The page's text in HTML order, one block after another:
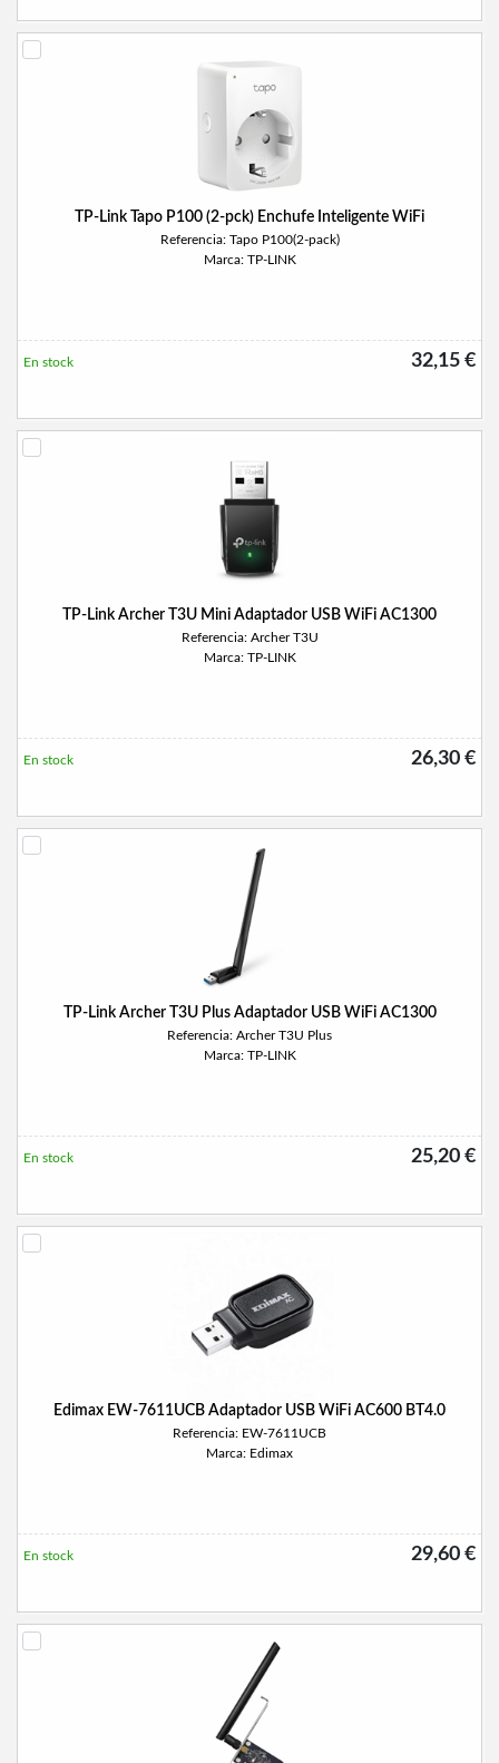
TP-Link Tapo P100 (2-pck) Enchufe Inteligente WiFi
Referencia: Tapo P100(2-pack)
Marca: TP-LINK
32,15 €
En stock
TP-Link Archer T3U Mini Adaptador USB WiFi AC1300
Referencia: Archer T3U
Marca: TP-LINK
26,30 €
En stock
TP-Link Archer T3U Plus Adaptador USB WiFi AC1300
Referencia: Archer T3U Plus
Marca: TP-LINK
25,20 €
En stock
Edimax EW-7611UCB Adaptador USB WiFi AC600 BT4.0
Referencia: EW-7611UCB
Marca: Edimax
29,60 €
En stock